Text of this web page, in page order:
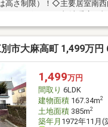
高さ制限）！◇主要居室南西
まで賃貸物件でしたので、
０，０００円／表面利回
年6月 交換玄関扉・キ
給湯ボイラー（灯油）・イ
市大麻高町 1,499万円
1,499万円
間取り 6LDK
建物面積167.34m2
土地面積385m2
築年月 1972年11月(